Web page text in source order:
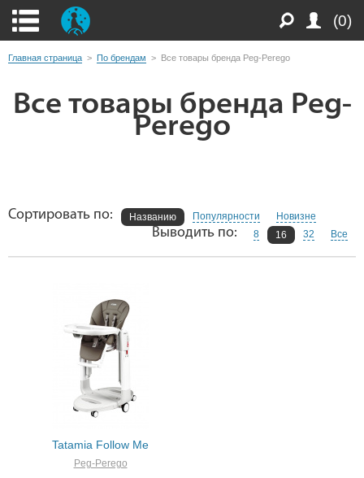
(0)
Главная страница > По брендам > Все товары бренда Peg-Perego
Все товары бренда Peg-
Perego
Сортировать по: Названию Популярности Новизне
Выводить по: 8 16 32 Все
Tatamia Follow Me
Peg-Perego